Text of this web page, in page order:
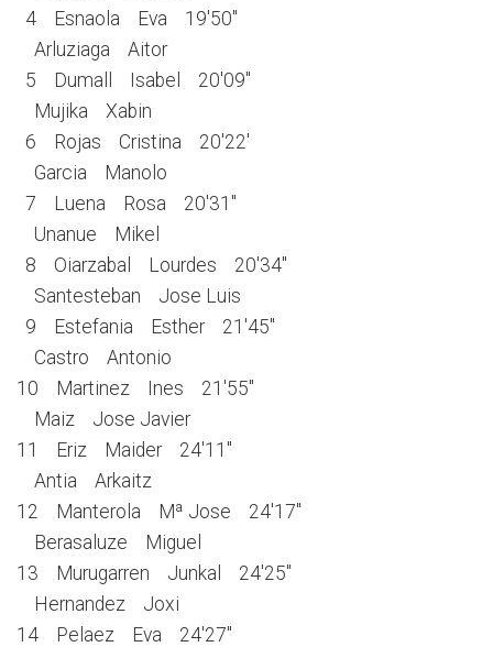
4 Esnaola Eva 19'50''
Arluziaga Aitor
5 Dumall Isabel 20'09''
Mujika Xabin
6 Rojas Cristina 20'22'
Garcia Manolo
7 Luena Rosa 20'31''
Unanue Mikel
8 Oiarzabal Lourdes 20'34''
Santesteban Jose Luis
9 Estefania Esther 21'45''
Castro Antonio
10 Martinez Ines 21'55''
Maiz Jose Javier
11 Eriz Maider 24'11''
Antia Arkaitz
12 Manterola Mª Jose 24'17''
Berasaluze Miguel
13 Murugarren Junkal 24'25''
Hernandez Joxi
14 Pelaez Eva 24'27''